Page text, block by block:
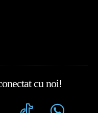
cu noi!